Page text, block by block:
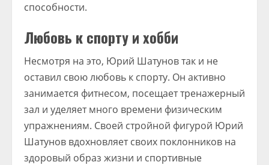
способности.
Любовь к спорту и хобби
Несмотря на это, Юрий Шатунов так и не
оставил свою любовь к спорту. Он активно
занимается фитнесом, посещает тренажерный
зал и уделяет много времени физическим
упражнениям. Своей стройной фигурой Юрий
Шатунов вдохновляет своих поклонников на
здоровый образ жизни и спортивные